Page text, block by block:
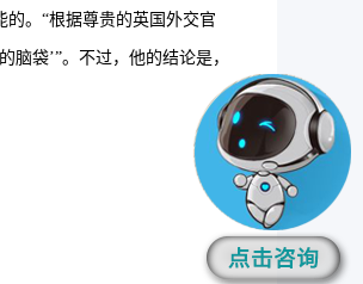
。“根据尊贵的英国外交官
袋’”。不过，他的结论是，